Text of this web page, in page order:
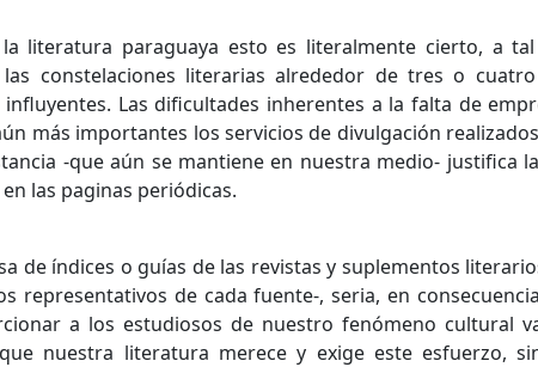
literatura paraguaya esto es literalmente cierto, a
constelaciones literarias alrededor de tres o
Las dificultades inherentes a la falta de
más importantes los servicios de divulgación
-que aún se mantiene en nuestra medio- justifica
las paginas periódicas.
de índices o guías de las revistas y suplementos
representativos de cada fuente-, seria, en
a los estudiosos de nuestro fenómeno cultural
nuestra literatura merece y exige este esfuerzo,